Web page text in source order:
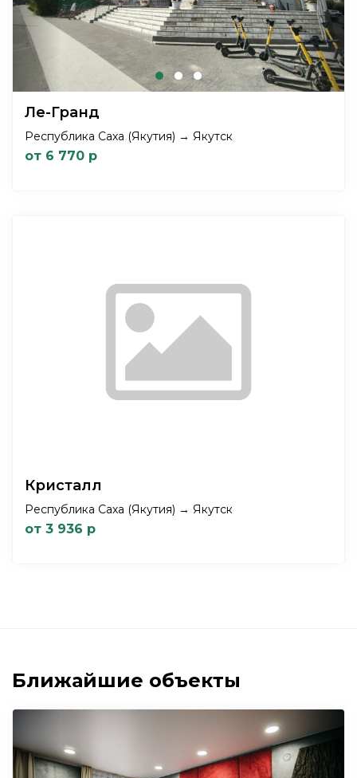
Ле-Гранд
Республика Саха (Якутия) → Якутск
от 6 770 р
Кристалл
Республика Саха (Якутия) → Якутск
от 3 936 р
Ближайшие объекты